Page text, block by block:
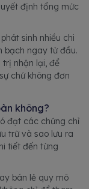
định tổng mức
sinh nhiều chi
bạch ngay từ đầu.
nhận lại, để
chứ không đơn
không?
đạt các chứng chỉ
trữ và sao lưu ra
tiết đến từng
bán lẻ quy mô